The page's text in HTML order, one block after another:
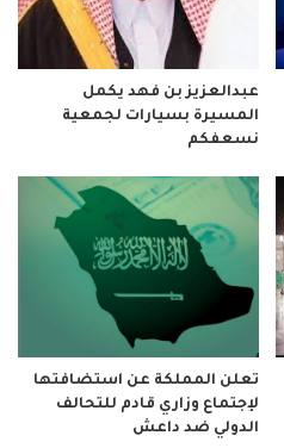
عبدالعزيز بن فهد يكمل
المسيرة بسيارات لجمعية
نسعفكم
تعلن المملكة عن استضافتها
لإجتماع وزاري قادم للتحالف
الدولي ضد داعش